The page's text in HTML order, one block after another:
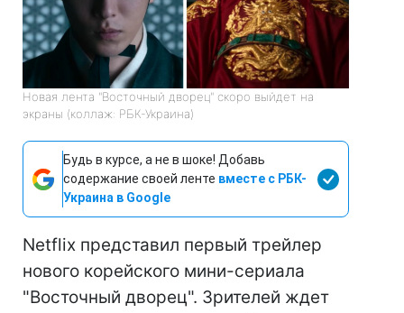
Новая лента "Восточный дворец" скоро выйдет на
экраны (коллаж: РБК-Украина)
Будь в курсе, а не в шоке! Добавь
содержание своей ленте вместе с РБК-
Украина в Google
Netflix представил первый трейлер
нового корейского мини-сериала
"Восточный дворец". Зрителей ждет